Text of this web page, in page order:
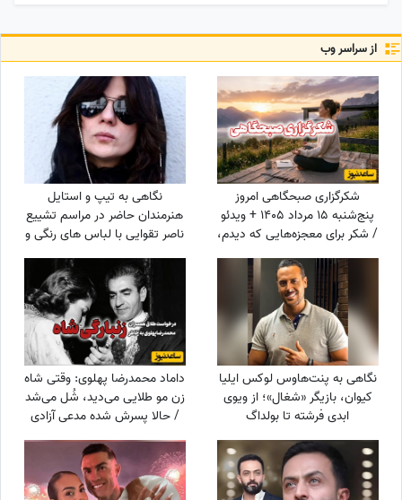
از سراسر وب
شکرگزاری صبحگاهی امروز
پنج‌شنبه 15 مرداد 1405 + ویدئو
/ شکر برای معجزه‌هایی که دیدم،
برای نعمت‌هایی که هنوز
ندیده‌ام، و برای آرزوهایی که
همین حالا در مسیر رسیدن به
من هستند
نگاهی به تیپ و استایل
هنرمندان حاضر در مراسم تشییع
ناصر تقوایی با لباس های رنگی و
سفید به سفارش همسر آن
مرحوم/ محسن شریفیان، شهاب
حسینی، مارال بنی آدم، ستاره
اسکندری و...
نگاهی به پنت‌هاوس لوکس ایلیا
کیوان، بازیگر «شغال»؛ از ویوی
ابدی فرشته تا بولداگ
دوست‌داشتنی و دکوراسیون
چشم‌نواز
داماد محمدرضا پهلوی: وقتی شاه
زن مو طلایی می‌دید، شُل می‌شد
/ حالا پسرش شده مدعی آزادی
زنان!!!